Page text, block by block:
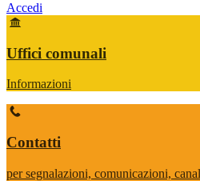
Accedi
Homepage
Uffici comunali
Informazioni
Contatti
per segnalazioni, comunicazioni,